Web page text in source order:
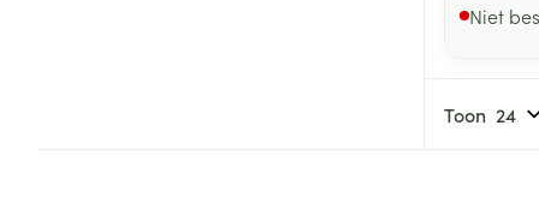
Niet
Toon